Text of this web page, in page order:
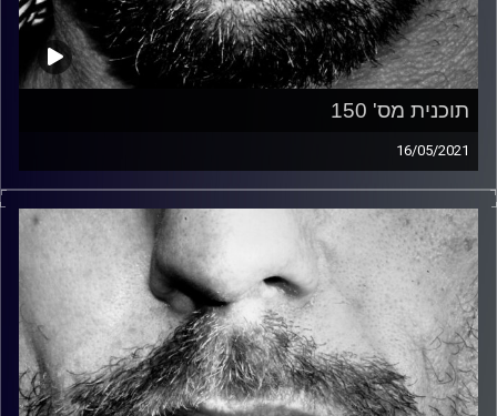
תוכנית מס' 150
16/05/2021
זיפים, מוזיקה מחוספסת של הופעות חיות. הרבה ג'אם, רוק,
בלוז, bluegrass, ג'אז, Fאנק, פרוגרסיב ואפילו אלקטרוניקה.
כל מה שחי, אמיתי ונושם.
עם שמוליק רגב.
קרדיט תמונות: David Goehring